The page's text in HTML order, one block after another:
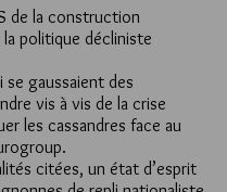
de la construction
politique décliniste
se gaussaient des
vis à vis de la crise
les cassandres face au
citées, un état d’esprit